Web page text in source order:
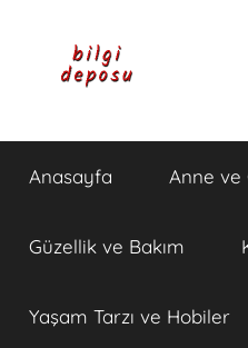
Bilgi
Deposu
Bilgi,
Günlük
Anasayfa Anne ve
Güzellik ve Bakım
Yaşam Tarzı ve Hobiler